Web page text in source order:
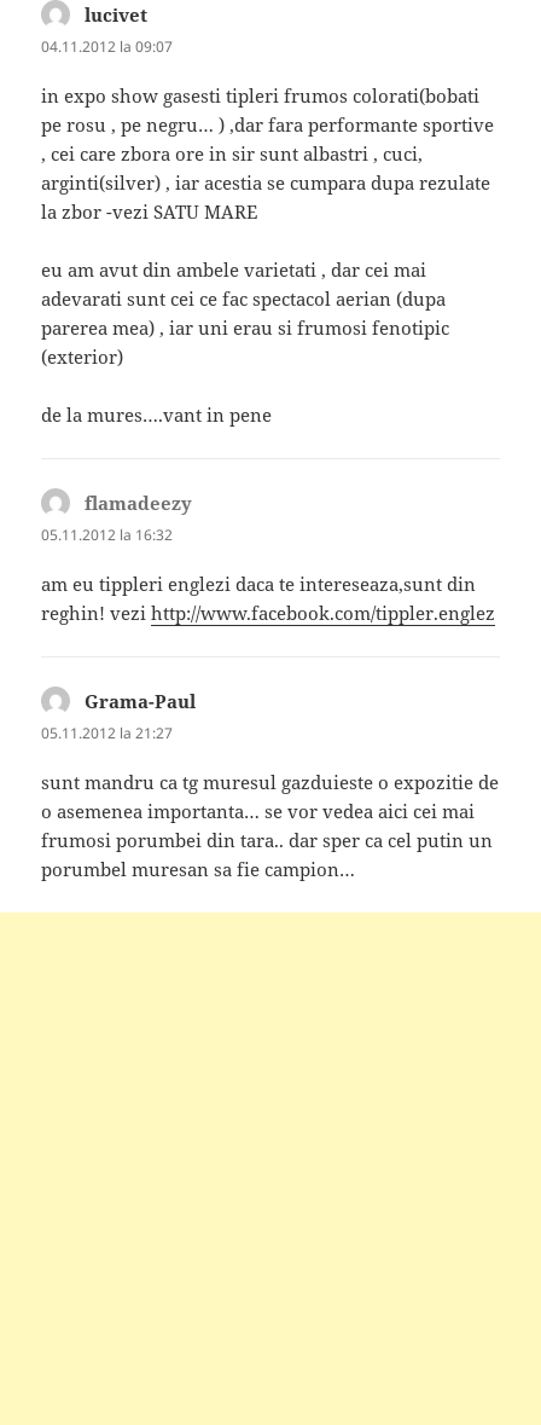
lucivet
04.11.2012 la 09:07
in expo show gasesti tipleri frumos colorati(bobati
pe rosu , pe negru… ) ,dar fara performante sportive
, cei care zbora ore in sir sunt albastri , cuci,
arginti(silver) , iar acestia se cumpara dupa rezulate
la zbor -vezi SATU MARE
eu am avut din ambele varietati , dar cei mai
adevarati sunt cei ce fac spectacol aerian (dupa
parerea mea) , iar uni erau si frumosi fenotipic
(exterior)
de la mures….vant in pene
flamadeezy
05.11.2012 la 16:32
am eu tippleri englezi daca te intereseaza,sunt din
reghin! vezihttp://www.facebook.com/tippler.englez
Grama-Paul
05.11.2012 la 21:27
sunt mandru ca tg muresul gazduieste o expozitie de
o asemenea importanta… se vor vedea aici cei mai
frumosi porumbei din tara.. dar sper ca cel putin un
porumbel muresan sa fie campion…